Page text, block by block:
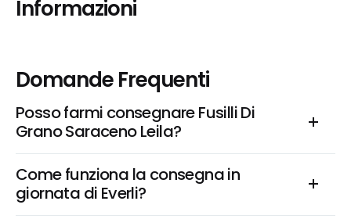
Informazioni
Domande Frequenti
Posso farmi consegnare Fusilli Di
Grano Saraceno Leila?
Come funziona la consegna in
giornata di Everli?